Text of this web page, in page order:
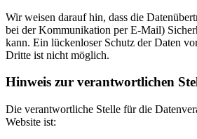
Wir weisen darauf hin, dass die
bei der Kommunikation per E-Mail)
kann. Ein lückenloser Schutz der Daten
Dritte ist nicht möglich.
Hinweis zur verantwortlichen
Die verantwortliche Stelle für die
Website ist: